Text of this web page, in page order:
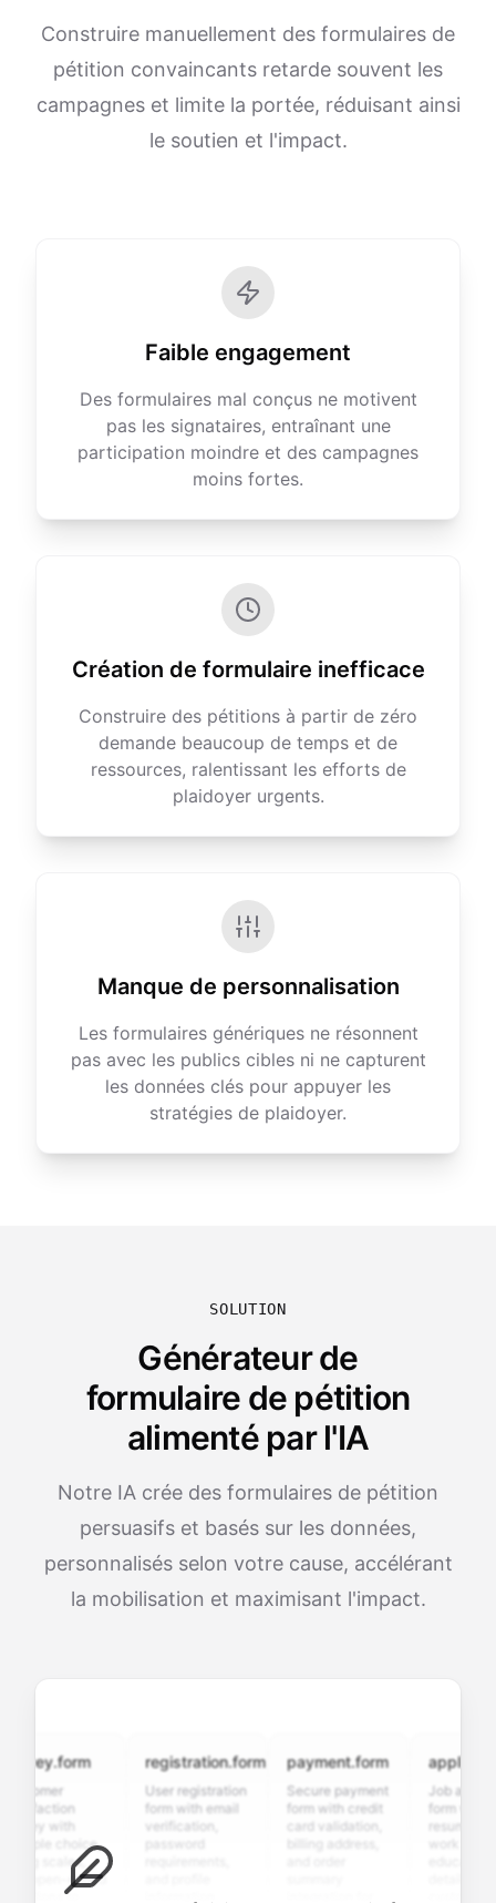
Construire manuellement des formulaires de
pétition convaincants retarde souvent les
campagnes et limite la portée, réduisant ainsi
le soutien et l'impact.
Faible engagement
Des formulaires mal conçus ne motivent
pas les signataires, entraînant une
participation moindre et des campagnes
moins fortes.
Création de formulaire inefficace
Construire des pétitions à partir de zéro
demande beaucoup de temps et de
ressources, ralentissant les efforts de
plaidoyer urgents.
Manque de personnalisation
Les formulaires génériques ne résonnent
pas avec les publics cibles ni ne capturent
les données clés pour appuyer les
stratégies de plaidoyer.
SOLUTION
Générateur de
formulaire de pétition
alimenté par l'IA
Notre IA crée des formulaires de pétition
persuasifs et basés sur les données,
personnalisés selon votre cause, accélérant
la mobilisation et maximisant l'impact.
with
ended
registration.form
User registration
form with email
verification,
payment.form
Secure payment
form with credit
card validation,
Job application
form with
resume upload,